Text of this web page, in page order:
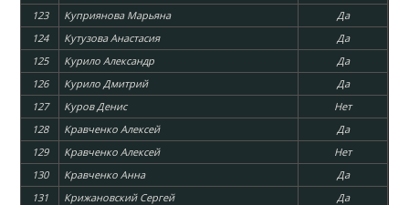
123
Куприянова Марьяна
Да
124
Кутузова Анастасия
Да
125
Курило Александр
Да
126
Курило Дмитрий
Да
127
Куров Денис
Нет
128
Кравченко Алексей
Да
129
Кравченко Алексей
Нет
130
Кравченко Анна
Да
131
Крижановский Сергей
Да